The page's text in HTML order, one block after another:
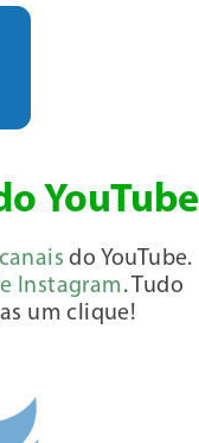
YouTube
canais do YouTube.
Instagram . Tudo
um clique!